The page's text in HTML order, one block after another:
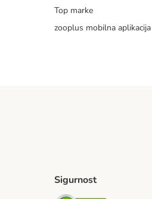
Top marke
zooplus mobilna aplikacija
Sigurnost